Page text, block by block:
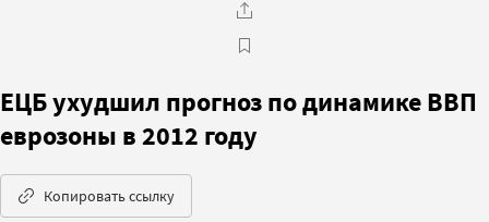
ЕЦБ ухудшил прогноз по динамике ВВП
еврозоны в 2012 году
Копировать ссылку